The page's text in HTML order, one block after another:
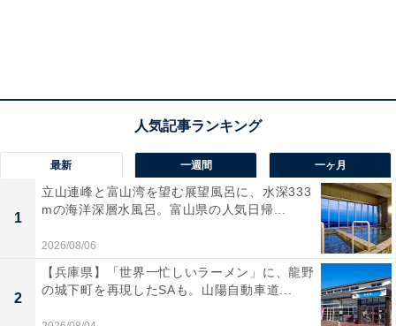
最新 一週間 一ヶ月
1
立山連峰と富山湾を望む展望風呂に、水深333
mの海洋深層水風呂。富山県の人気日帰...
2026/08/06
2
【兵庫県】「世界一忙しいラーメン」に、龍野
の城下町を再現したSAも。山陽自動車道...